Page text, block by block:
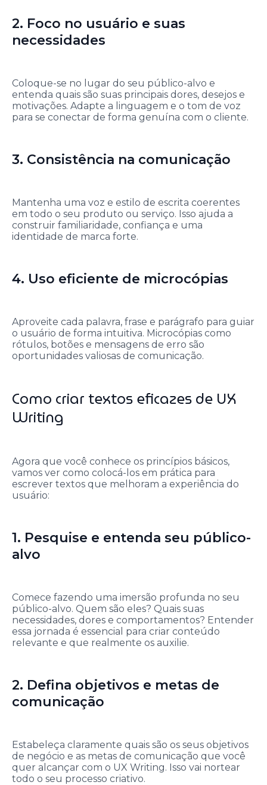
2. Foco no usuário e suas
necessidades
Coloque-se no lugar do seu público-alvo e
entenda quais são suas principais dores, desejos e
motivações. Adapte a linguagem e o tom de voz
para se conectar de forma genuína com o cliente.
3. Consistência na comunicação
Mantenha uma voz e estilo de escrita coerentes
em todo o seu produto ou serviço. Isso ajuda a
construir familiaridade, confiança e uma
identidade de marca forte.
4. Uso eficiente de microcópias
Aproveite cada palavra, frase e parágrafo para guiar
o usuário de forma intuitiva. Microcópias como
rótulos, botões e mensagens de erro são
oportunidades valiosas de comunicação.
Como criar textos eficazes de UX
Writing
Agora que você conhece os princípios básicos,
vamos ver como colocá-los em prática para
escrever textos que melhoram a experiência do
usuário:
1. Pesquise e entenda seu público-
alvo
Comece fazendo uma imersão profunda no seu
público-alvo. Quem são eles? Quais suas
necessidades, dores e comportamentos? Entender
essa jornada é essencial para criar conteúdo
relevante e que realmente os auxilie.
2. Defina objetivos e metas de
comunicação
Estabeleça claramente quais são os seus objetivos
de negócio e as metas de comunicação que você
quer alcançar com o UX Writing. Isso vai nortear
todo o seu processo criativo.